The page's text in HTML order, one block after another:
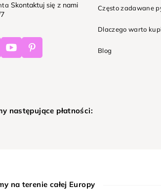
Skontaktuj się z nami
YoutubePinterest
Często zadawane
Dlaczego warto
Blog
następujące płatności:
na terenie całej Europy